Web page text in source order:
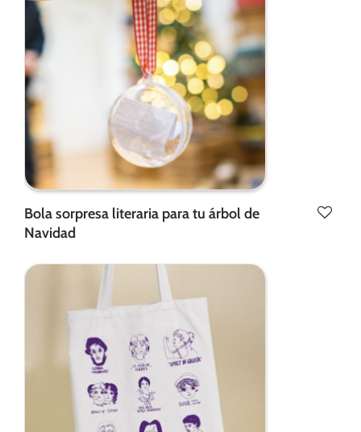
Bola sorpresa literaria para tu árbol de
Navidad